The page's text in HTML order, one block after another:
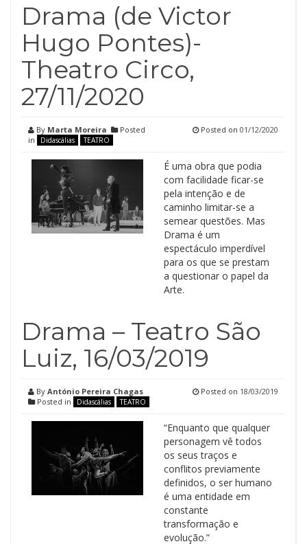
Drama (de Victor
Hugo Pontes)-
Theatro Circo,
27/11/2020
By Marta Moreira
Posted
in
Didascálias TEATRO
Posted on 01/12/2020
É uma obra que podia
com facilidade ficar-se
pela intenção e de
caminho limitar-se a
semear questões. Mas
Drama é um
espectáculo imperdível
para os que se prestam
a questionar o papel da
Arte.
Drama – Teatro São
Luiz, 16/03/2019
By António Pereira Chagas
Posted in
Didascálias TEATRO
Posted on 18/03/2019
“Enquanto que qualquer
personagem vê todos
os seus traços e
conflitos previamente
definidos, o ser humano
é uma entidade em
constante
transformação e
evolução.”